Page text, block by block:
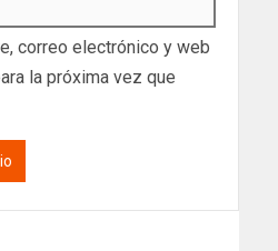
correo electrónico y web
la próxima vez que